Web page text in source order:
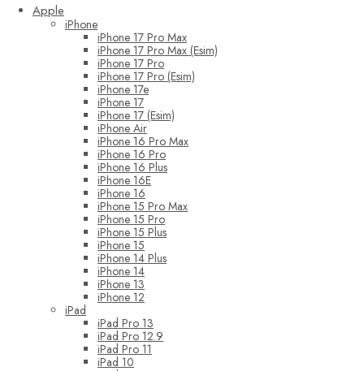
Apple
iPhone
iPhone 17 Pro Max
iPhone 17 Pro Max (Esim)
iPhone 17 Pro
iPhone 17 Pro (Esim)
iPhone 17e
iPhone 17
iPhone 17 (Esim)
iPhone Air
iPhone 16 Pro Max
iPhone 16 Pro
iPhone 16 Plus
iPhone 16E
iPhone 16
iPhone 15 Pro Max
iPhone 15 Pro
iPhone 15 Plus
iPhone 15
iPhone 14 Plus
iPhone 14
iPhone 13
iPhone 12
iPad
iPad Pro 13
iPad Pro 12.9
iPad Pro 11
iPad 10